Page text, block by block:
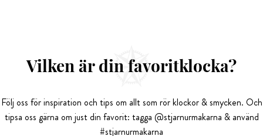
Vilken är din favoritklocka?
Följ oss för inspiration och tips om allt som rör klockor & smycken. Och
tipsa oss gärna om just din favorit: tagga @stjarnurmakarna & använd
#stjarnurmakarna